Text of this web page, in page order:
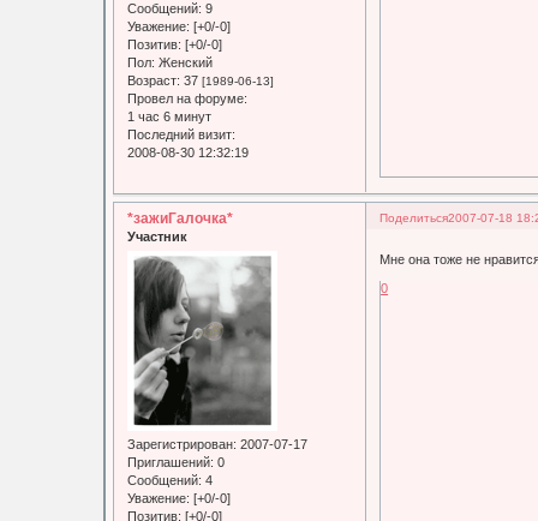
Сообщений: 9
Уважение: [+0/-0]
Позитив: [+0/-0]
Пол: Женский
Возраст: 37[1989-06-13]
Провел на форуме:
1 час 6 минут
Последний визит:
2008-08-30 12:32:19
Поделиться2007-07-18
*зажиГалочка*
Участник
Зарегистрирован: 2007-07-17
Приглашений: 0
Сообщений: 4
Уважение: [+0/-0]
Позитив: [+0/-0]
Мне она тоже не
0